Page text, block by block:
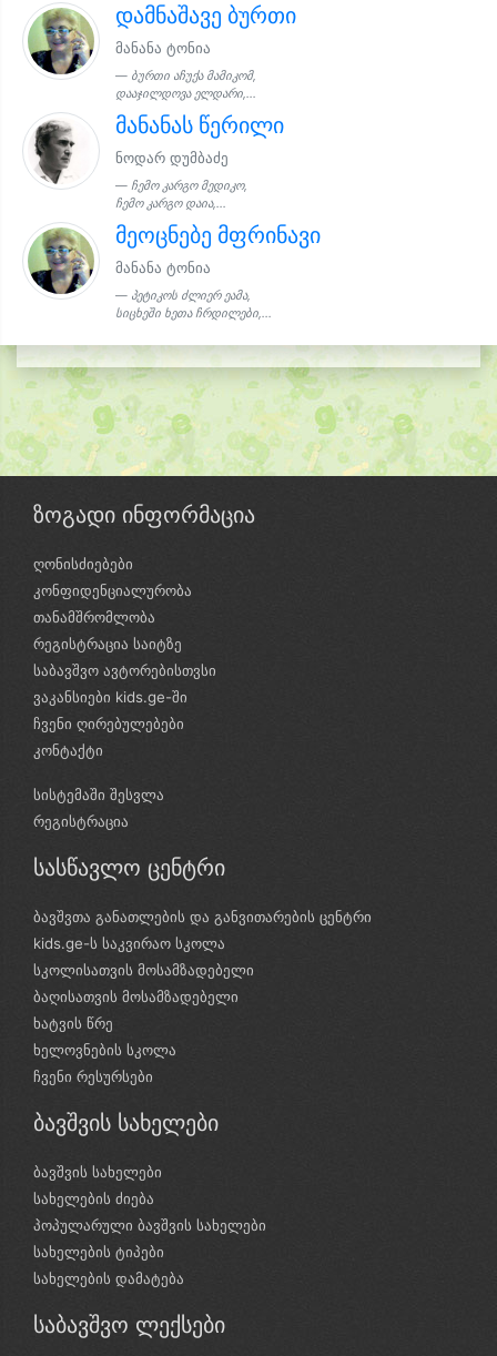
დამნაშავე ბურთი
მანანა ტონია
ბურთი აჩუქა მამიკომ,
დააჯილდოვა ელდარი,...
მანანას წერილი
ნოდარ დუმბაძე
ჩემო კარგო მედიკო,
ჩემო კარგო დაია,...
მეოცნებე მფრინავი
მანანა ტონია
პეტიკოს ძლიერ ეამა,
სიცხეში ხეთა ჩრდილები,...
ზოგადი ინფორმაცია
ღონისძიებები
კონფიდენციალურობა
თანამშრომლობა
რეგისტრაცია საიტზე
საბავშვო ავტორებისთვსი
ვაკანსიები kids.ge-ში
ჩვენი ღირებულებები
კონტაქტი
სისტემაში შესვლა
რეგისტრაცია
სასწავლო ცენტრი
ბავშვთა განათლების და განვითარების ცენტრი
kids.ge-ს საკვირაო სკოლა
სკოლისათვის მოსამზადებელი
ბაღისათვის მოსამზადებელი
ხატვის წრე
ხელოვნების სკოლა
ჩვენი რესურსები
ბავშვის სახელები
ბავშვის სახელები
სახელების ძიება
პოპულარული ბავშვის სახელები
სახელების ტიპები
სახელების დამატება
საბავშვო ლექსები